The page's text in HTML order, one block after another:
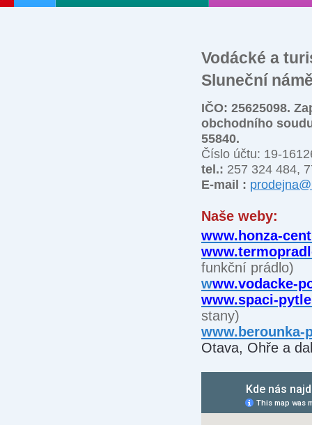
Vodácké a
Sluneční
IČO: 25625098.
obchodního
55840.
Číslo účtu: 19-
tel.: 257 324 484,
E-mail :
Naše weby:
www.honza-
funkční prádlo)
www.vodacke-
www.spaci-
stany)
Otava, Ohře a